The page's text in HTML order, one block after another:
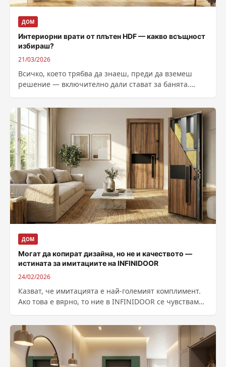
ДОМ
Интериорни врати от плътен HDF — какво всъщност
избираш?
21/03/2026
Всичко, което трябва да знаеш, преди да вземеш
решение — включително дали стават за банята.
ДОМ
Могат да копират дизайна, но не и качеството —
истината за имитациите на INFINIDOOR
24/02/2026
Казват, че имитацията е най-големият комплимент.
Ако това е вярно, то ние в INFINIDOOR се чувстваме